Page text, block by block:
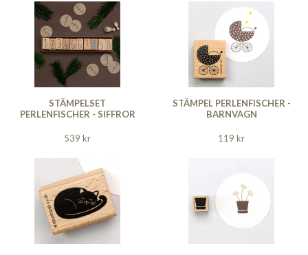
STÄMPELSET
PERLENFISCHER - SIFFROR
539 kr
STÄMPEL PERLENFISCHER -
BARNVAGN
119 kr